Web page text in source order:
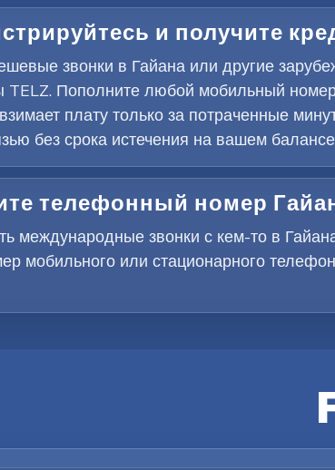
и получите
звонки в Гайана или другие
TELZ. Пополните любой мобильный
плату только за потраченные
без срока истечения на вашем
телефонный номер
международные звонки с кем-то в
мобильного или стационарного